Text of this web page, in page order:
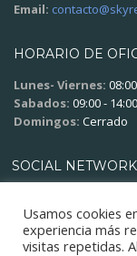
Email:
HORARIO DE
Lunes- Viernes:
Sabados: 09:00 - 14:00
Domingos: Cerrado
SOCIAL NETWORK
Usamos cookies
experiencia más
visitas repetidas.